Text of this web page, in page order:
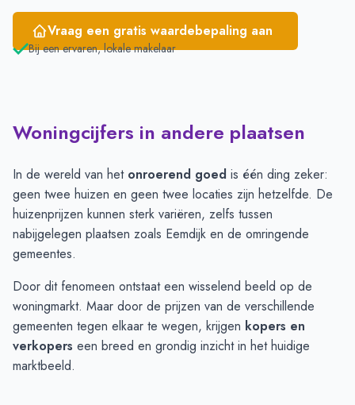
Vraag een gratis waardebepaling aan
Bij een ervaren, lokale makelaar
Woningcijfers in andere plaatsen
In de wereld van het onroerend goed is één ding zeker:
geen twee huizen en geen twee locaties zijn hetzelfde. De
huizenprijzen kunnen sterk variëren, zelfs tussen
nabijgelegen plaatsen zoals Eemdijk en de omringende
gemeentes.
Door dit fenomeen ontstaat een wisselend beeld op de
woningmarkt. Maar door de prijzen van de verschillende
gemeenten tegen elkaar te wegen, krijgen kopers en
verkopers een breed en grondig inzicht in het huidige
marktbeeld.